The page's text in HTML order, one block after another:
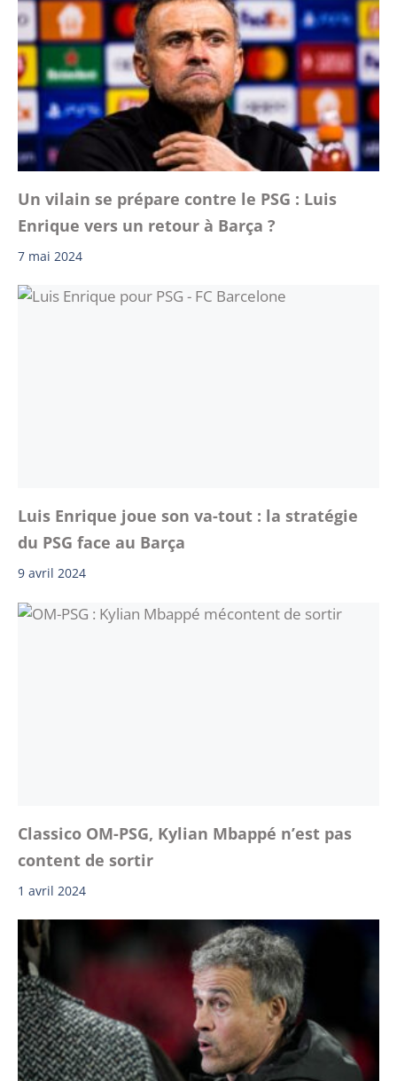
Un vilain se prépare contre le PSG : Luis
Enrique vers un retour à Barça ?
7 mai 2024
Luis Enrique joue son va-tout : la stratégie
du PSG face au Barça
9 avril 2024
Classico OM-PSG, Kylian Mbappé n’est pas
content de sortir
1 avril 2024